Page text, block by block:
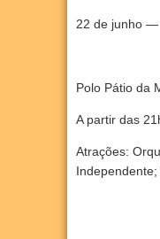
22 de junho —
Polo Pátio da
A partir das
Atrações: